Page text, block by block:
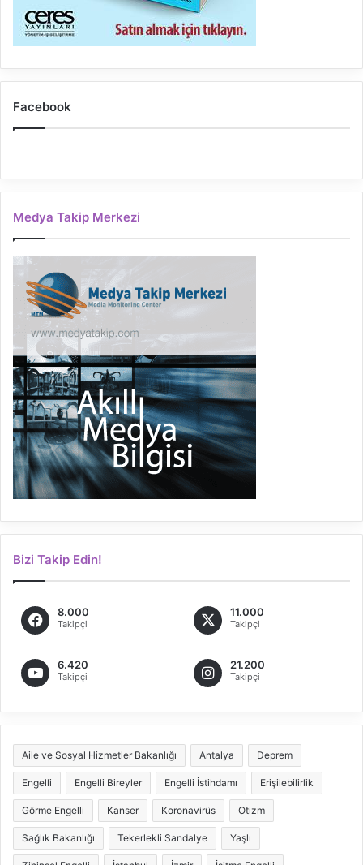
Facebook
Medya Takip Merkezi
Bizi Takip Edin!
8.000
Takipçi
11.000
Takipçi
6.420
Takipçi
21.200
Takipçi
Aile ve Sosyal Hizmetler Bakanlığı Antalya Deprem
Engelli Engelli Bireyler Engelli İstihdamı Erişilebilirlik
Görme Engelli Kanser Koronavirüs Otizm
Sağlık Bakanlığı Tekerlekli Sandalye Yaşlı